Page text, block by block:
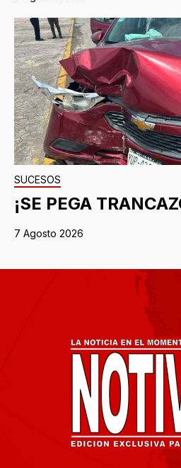
SUCESOS
¡SE PEGA
7 Agosto 2026